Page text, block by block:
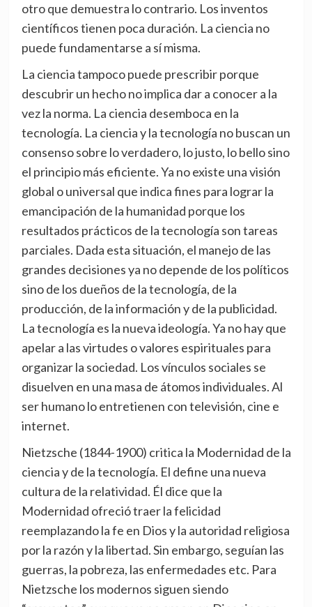
otro que demuestra lo contrario. Los inventos
científicos tienen poca duración. La ciencia no
puede fundamentarse a sí misma.
La ciencia tampoco puede prescribir porque
descubrir un hecho no implica dar a conocer a la
vez la norma. La ciencia desemboca en la
tecnología. La ciencia y la tecnología no buscan un
consenso sobre lo verdadero, lo justo, lo bello sino
el principio más eficiente. Ya no existe una visión
global o universal que indica fines para lograr la
emancipación de la humanidad porque los
resultados prácticos de la tecnología son tareas
parciales. Dada esta situación, el manejo de las
grandes decisiones ya no depende de los políticos
sino de los dueños de la tecnología, de la
producción, de la información y de la publicidad.
La tecnología es la nueva ideología. Ya no hay que
apelar a las virtudes o valores espirituales para
organizar la sociedad. Los vínculos sociales se
disuelven en una masa de átomos individuales. Al
ser humano lo entretienen con televisión, cine e
internet.
Nietzsche (1844-1900) critica la Modernidad de la
ciencia y de la tecnología. El define una nueva
cultura de la relatividad. Él dice que la
Modernidad ofreció traer la felicidad
reemplazando la fe en Dios y la autoridad religiosa
por la razón y la libertad. Sin embargo, seguían las
guerras, la pobreza, las enfermedades etc. Para
Nietzsche los modernos siguen siendo